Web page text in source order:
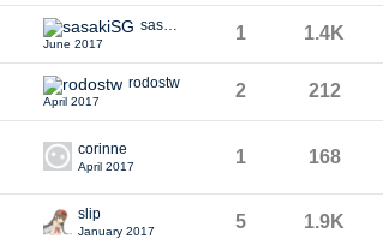
June 2017
1 1.4K
rodostw
April 2017
2 212
corinne
April 2017 1 168
slip
January 2017 5 1.9K